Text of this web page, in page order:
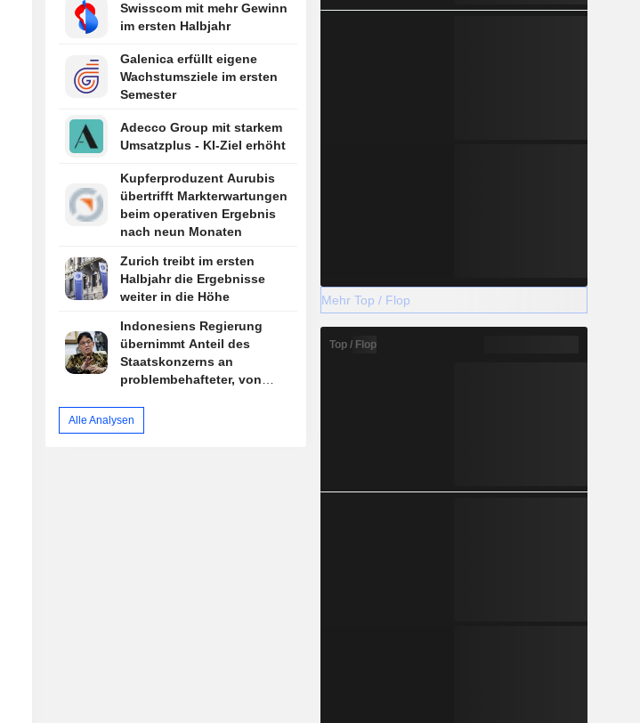
Swisscom mit mehr Gewinn
im ersten Halbjahr
Galenica erfüllt eigene
Wachstumsziele im ersten
Semester
Adecco Group mit starkem
Umsatzplus - KI-Ziel erhöht
Kupferproduzent Aurubis
übertrifft Markterwartungen
beim operativen Ergebnis
nach neun Monaten
Zurich treibt im ersten
Halbjahr die Ergebnisse
weiter in die Höhe
Indonesiens Regierung
übernimmt Anteil des
Staatskonzerns an
problembehafteter, von
Hochgeschwindigkeitsbahn
Alle Analysen
Mehr Top / Flop
Top / Flop